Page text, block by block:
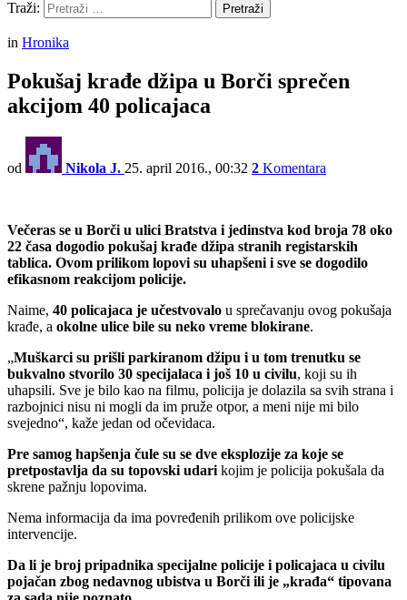
Traži:
Pretraži
in Hronika
Pokušaj krađe džipa u Borči sprečen
akcijom 40 policajaca
od Nikola J. 25. april 2016., 00:32 2 Komentara
Večeras se u Borči u ulici Bratstva i jedinstva kod broja 78 oko
22 časa dogodio pokušaj krađe džipa stranih registarskih
tablica. Ovom prilikom lopovi su uhapšeni i sve se dogodilo
efikasnom reakcijom policije.
Naime, 40 policajaca je učestvovalo u sprečavanju ovog pokušaja
krađe, a okolne ulice bile su neko vreme blokirane.
„Muškarci su prišli parkiranom džipu i u tom trenutku se
bukvalno stvorilo 30 specijalaca i još 10 u civilu, koji su ih
uhapsili. Sve je bilo kao na filmu, policija je dolazila sa svih strana i
razbojnici nisu ni mogli da im pruže otpor, a meni nije mi bilo
svejedno“, kaže jedan od očevidaca.
Pre samog hapšenja čule su se dve eksplozije za koje se
pretpostavlja da su topovski udari kojim je policija pokušala da
skrene pažnju lopovima.
Nema informacija da ima povređenih prilikom ove policijske
intervencije.
Da li je broj pripadnika specijalne policije i policajaca u civilu
pojačan zbog nedavnog ubistva u Borči ili je „krađa“ tipovana